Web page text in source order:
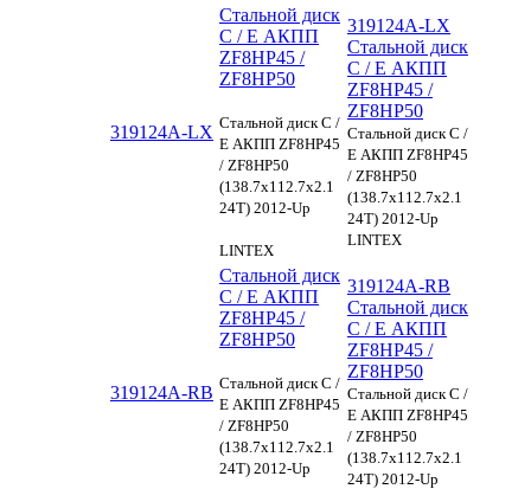
319124A-LX
Стальной диск
C / E АКПП
ZF8HP45 /
ZF8HP50
Стальной диск C /
E АКПП ZF8HP45
/ ZF8HP50
(138.7x112.7x2.1
24T) 2012-Up
LINTEX
319124A-LX
Стальной диск
C / E АКПП
ZF8HP45 /
ZF8HP50
Стальной диск C /
E АКПП ZF8HP45
/ ZF8HP50
(138.7x112.7x2.1
24T) 2012-Up
LINTEX
319124A-RB
Стальной диск
C / E АКПП
ZF8HP45 /
ZF8HP50
Стальной диск C /
E АКПП ZF8HP45
/ ZF8HP50
(138.7x112.7x2.1
24T) 2012-Up
319124A-RB
Стальной диск
C / E АКПП
ZF8HP45 /
ZF8HP50
Стальной диск C /
E АКПП ZF8HP45
/ ZF8HP50
(138.7x112.7x2.1
24T) 2012-Up